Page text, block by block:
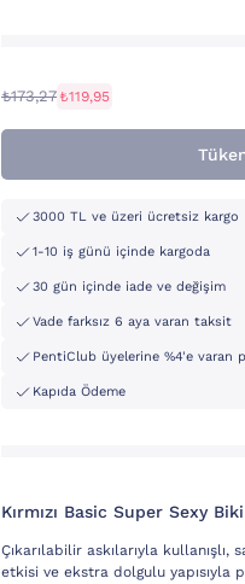
₺173,27 ₺119,95
3000 TL ve üzeri ücretsiz kargo
1-10 iş günü içinde kargoda
30 gün içinde iade ve değişim
Vade farksız 6 aya varan taksit
PentiClub üyelerine %4'e varan
Kapıda Ödeme
Kırmızı Basic Super Sexy
Çıkarılabilir askılarıyla
etkisi ve ekstra dolgulu yapısıyla